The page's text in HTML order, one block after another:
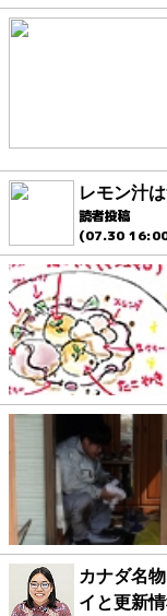
レモン汁
読者投稿
(07.30
カナダ名
イと更新情